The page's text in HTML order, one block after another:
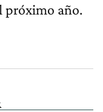
próximo año.